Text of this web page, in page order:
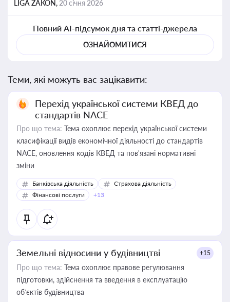
LIGA ZAKON, 20 січня 2026
Повний AI-підсумок дня та статті-джерела
ОЗНАЙОМИТИСЯ
Теми, які можуть вас зацікавити:
Перехід української системи КВЕД до
стандартів NACE
Про що тема: Тема охоплює перехід української системи
класифікації видів економічної діяльності до стандартів
NACE, оновлення кодів КВЕД та пов'язані нормативні
зміни
Банківська діяльність
Страхова діяльність
Фінансові послуги
+13
Земельні відносини у будівництві +15
Про що тема: Тема охоплює правове регулювання
підготовки, здійснення та введення в експлуатацію
об’єктів будівництва